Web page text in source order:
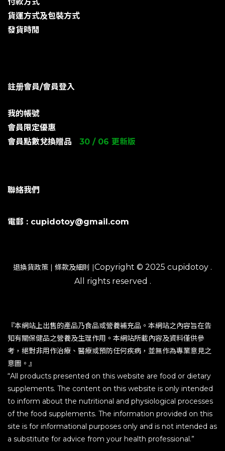
貨運方式及包裝方式
發貨時閒
註册會員/會員登入
我的帳號
會員限定優惠
會員點數兌換贈品
30 / 06 更新版
聯絡我們
電郵 : cupidotoy@gmail.com
退換貨政策 | 條款及細則 |Copyright © 2025 cupidotoy .
All rights reserved .
『本網站上出售的產品乃食品或營養補充品。本網站之內容旨在告
知有關保健品之營養及生理作用。本網站所載內容及資料僅供參
考，絕對非用作治療、醫療或預防任何疾病，並無作為專業意見之
意圖。』
“All products presented on this website are food or dietary
supplements. The content on this website is only intended
to inform about the nutritional and physiological processes
of the food supplements. The information provided on this
site is for informational purposes only and is not intended as
a substitute for advice from your health professional.”